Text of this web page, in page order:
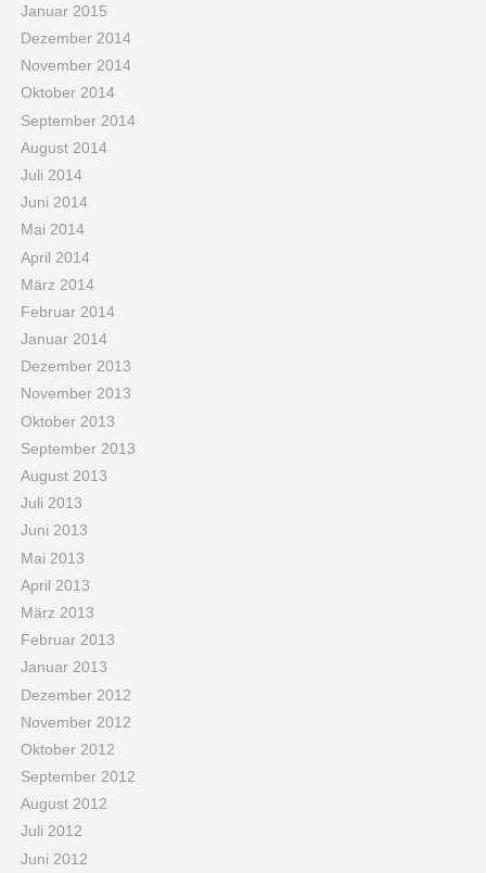
Januar 2015
Dezember 2014
November 2014
Oktober 2014
September 2014
August 2014
Juli 2014
Juni 2014
Mai 2014
April 2014
März 2014
Februar 2014
Januar 2014
Dezember 2013
November 2013
Oktober 2013
September 2013
August 2013
Juli 2013
Juni 2013
Mai 2013
April 2013
März 2013
Februar 2013
Januar 2013
Dezember 2012
November 2012
Oktober 2012
September 2012
August 2012
Juli 2012
Juni 2012